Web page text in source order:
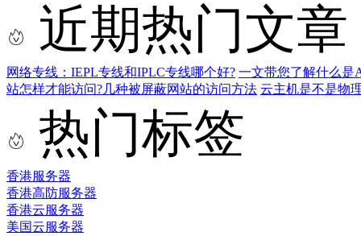
近期热门文章
网络专线：IEPL专线和IPLC专线哪个好? 一文带您了解什么是
站怎样才能访问?几种被屏蔽网站的访问方法 云主机是不是物
热门标签
香港服务器
香港高防服务器
香港云服务器
美国云服务器